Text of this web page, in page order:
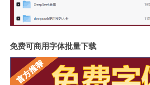
免费可商用字体批量下载